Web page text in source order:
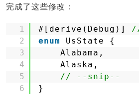
完成了这些修改：
1
2
3
4
5
6
#[derive(Debug)] //
enum
UsState {
Alabama,
Alaska,
// --snip--
}